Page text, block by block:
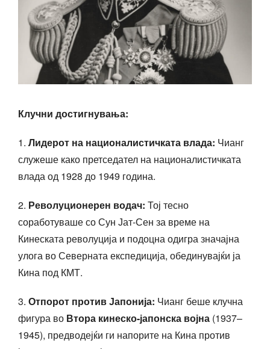
Клучни достигнувања:
1. Лидерот на националистичката влада: Чианг
служеше како претседател на националистичката
влада од 1928 до 1949 година.
2. Револуционерен водач: Тој тесно
соработуваше со Сун Јат-Сен за време на
Кинеската револуција и подоцна одигра значајна
улога во Северната експедиција, обединувајќи ја
Кина под КМТ.
3. Отпорот против Јапонија: Чианг беше клучна
фигура во Втора кинеско-јапонска војна (1937–
1945), предводејќи ги напорите на Кина против